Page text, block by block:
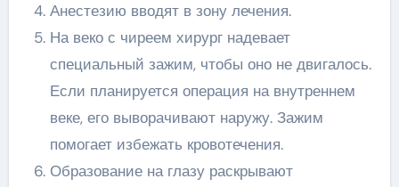
Анестезию вводят в зону лечения.
На веко с чиреем хирург надевает
специальный зажим, чтобы оно не двигалось.
Если планируется операция на внутреннем
веке, его выворачивают наружу. Зажим
помогает избежать кровотечения.
Образование на глазу раскрывают